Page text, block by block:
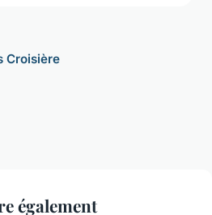
Croisière
également